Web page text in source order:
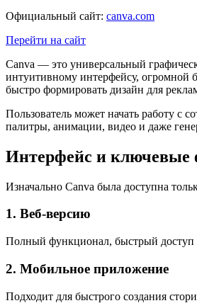
Официальный сайт: canva.com
Перейти на сайт
Canva — это универсальный
интуитивному интерфейсу, огромной
быстро формировать дизайн для
Пользователь может начать работу с
палитры, анимации, видео и даже
Интерфейс и ключевые
Изначально Canva была доступна
1. Веб-версию
Полный функционал, быстрый доступ
2. Мобильное приложение
Подходит для быстрого создания